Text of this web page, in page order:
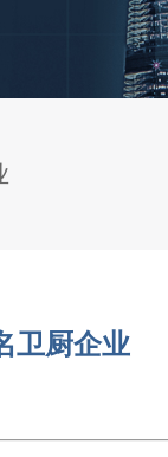
卫厨企业